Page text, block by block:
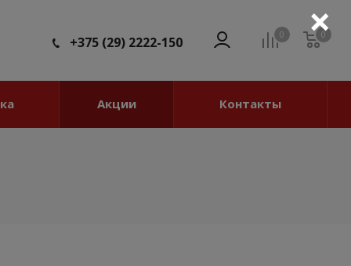
0 0
0
+375 (29) 2222-150
Акции Контакты
×